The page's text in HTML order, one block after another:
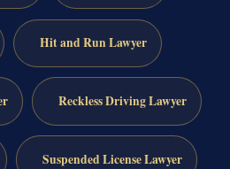
Hit and Run Lawyer
Reckless Driving Lawyer
Suspended License Lawyer